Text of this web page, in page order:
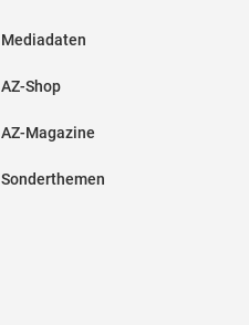
Mediadaten
AZ-Shop
AZ-Magazine
Sonderthemen